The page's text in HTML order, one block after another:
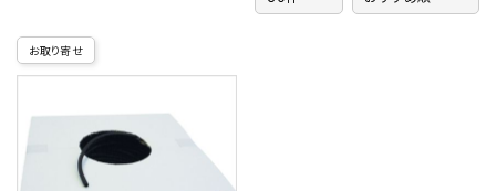
お取り寄せ